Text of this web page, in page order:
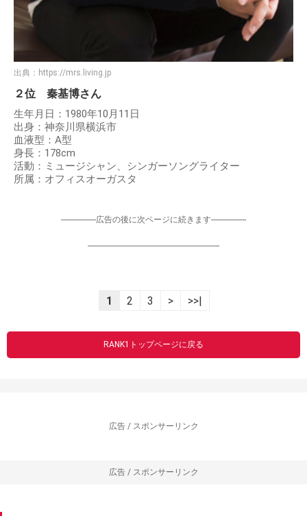
出典： https://mrs.living.jp
２位 秦基博さん
生年月日：1980年10月11日
出身：神奈川県横浜市
血液型：A型
身長：178cm
活動：ミュージシャン、シンガーソングライター
所属：オフィスオーガスタ
-----------------広告の後に次ページに続きます-----------------
----------------------------------------------------------------
1 2 3 > >>|
RANK1トップページに戻る
広告 / スポンサーリンク
広告 / スポンサーリンク